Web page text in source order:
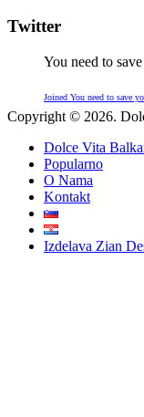
Twitter
You need to
Joined You need to save
Copyright © 2026.
Dolce Vita
Popularno
O Nama
Kontakt
Izdelava Zian